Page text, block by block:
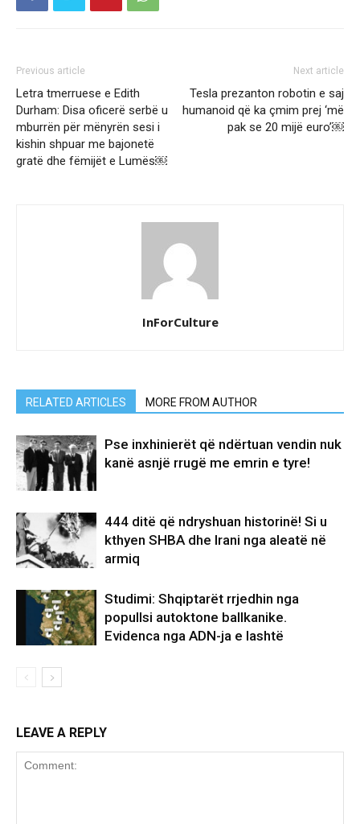
Previous article
Letra tmerruese e Edith
Durham: Disa oficerë serbë u
mburrën për mënyrën sesi i
kishin shpuar me bajonetë
gratë dhe fëmijët e Lumës￼
Next article
Tesla prezanton robotin e saj
humanoid që ka çmim prej ‘më
pak se 20 mijë euro’￼
InForCulture
RELATED ARTICLES MORE FROM AUTHOR
Pse inxhinierët që ndërtuan vendin nuk
kanë asnjë rrugë me emrin e tyre!
444 ditë që ndryshuan historinë! Si u
kthyen SHBA dhe Irani nga aleatë në
armiq
Studimi: Shqiptarët rrjedhin nga
popullsi autoktone ballkanike.
Evidenca nga ADN-ja e lashtë
LEAVE A REPLY